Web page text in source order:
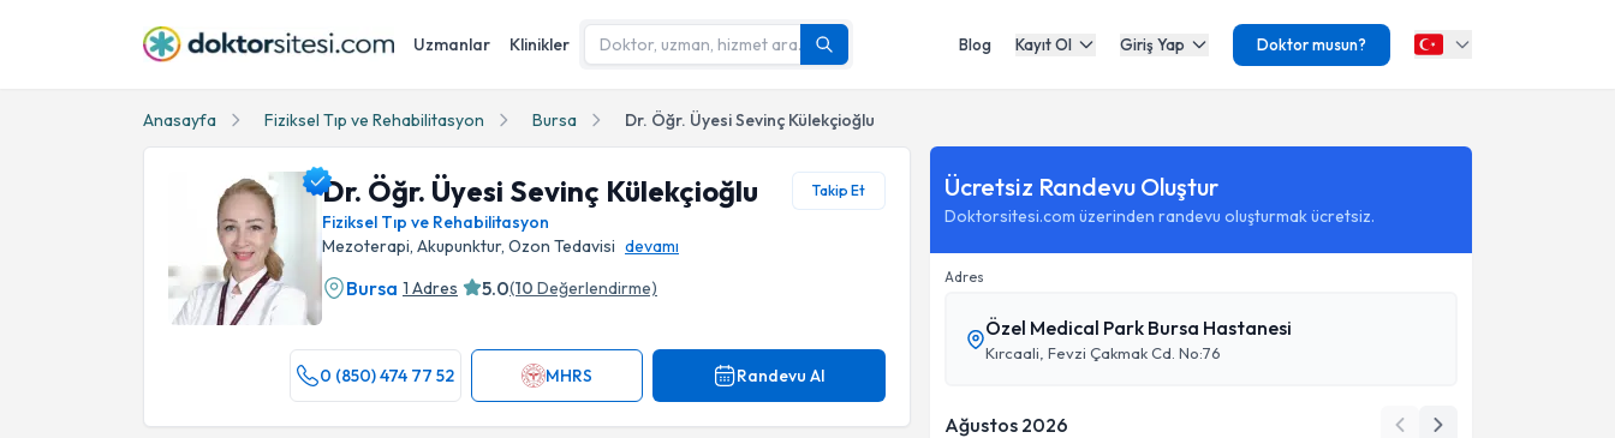
Uzmanlar Klinikler Blog Kayıt Ol Giriş Yap Doktor musun?
Anasayfa Fiziksel Tıp ve Rehabilitasyon Bursa Dr. Öğr. Üyesi Sevinç Külekçioğlu
Dr. Öğr. Üyesi Sevinç Külekçioğlu Takip Et
Fiziksel Tıp ve Rehabilitasyon
Mezoterapi, Akupunktur, Ozon Tedavisi devamı
Bursa 1 Adres 5.0(10 Değerlendirme)
0 (850) 474 77 52 MHRS Randevu Al
Ücretsiz Randevu Oluştur
Doktorsitesi.com üzerinden randevu oluşturmak ücretsiz.
Adres
Özel Medical Park Bursa Hastanesi
Kırcaali, Fevzi Çakmak Cd. No:76
Ağustos 2026